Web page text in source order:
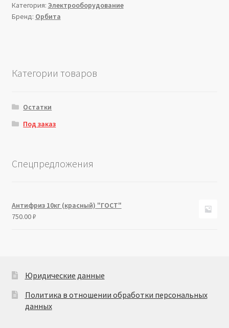
Категория: Электрооборудование
Бренд: Орбита
Категории товаров
Остатки
Под заказ
Спецпредложения
Антифриз 10кг (красный) "ГОСТ"
750.00₽
Юридические данные
Политика в отношении обработки персональных
данных